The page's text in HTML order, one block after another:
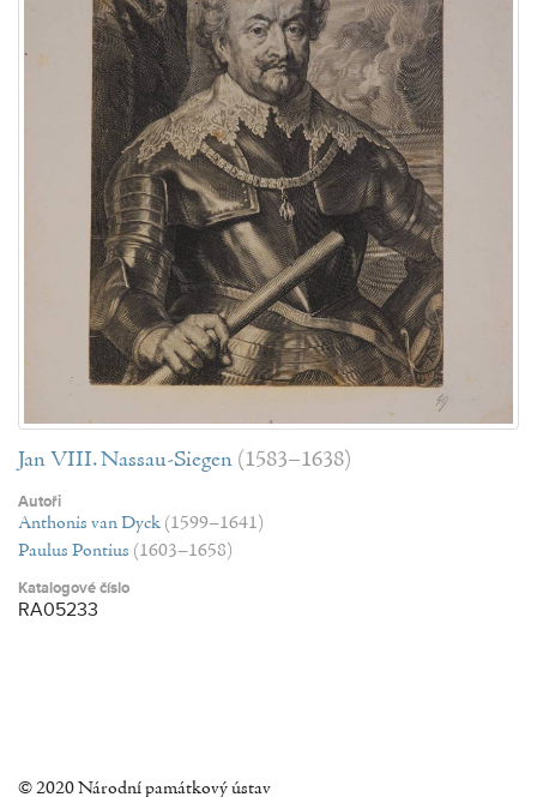
Jan VIII. Nassau-Siegen (1583–1638)
Autoři
Anthonis van Dyck (1599–1641)
Paulus Pontius (1603–1658)
Katalogové číslo
RA05233
© 2020 Národní památkový ústav